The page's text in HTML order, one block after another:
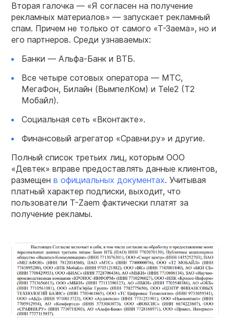
Вторая галочка — «Я согласен на получение
рекламных материалов» — запускает рекламный
спам. Причем не только от самого «Т-Заема», но и
его партнеров. Среди узнаваемых:
Банки — Альфа-Банк и ВТБ.
Все четыре сотовых оператора — МТС,
МегаФон, Билайн (ВымпелКом) и Tele2 (Т2
Мобайл).
Социальная сеть «Вконтакте».
Финансовый агрегатор «Сравни.ру» и другие.
Полный список третьих лиц, которым ООО
«Девтек» вправе предоставлять данные клиентов,
размещен в официальных документах. Учитывая
платный характер подписки, выходит, что
пользователи T-Zaem фактически платят за
получение рекламы.